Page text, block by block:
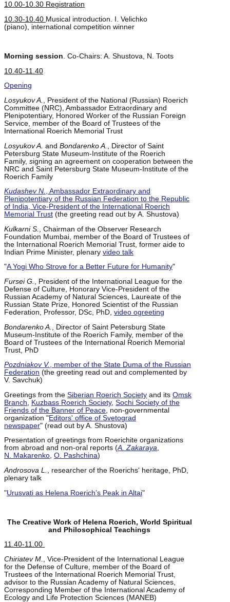
10.00-10.30 Registration
10.30-10.40 Musical introduction. I. Velichko
(piano), international competition winner
Morning session. Co-Chairs: A. Shustova, N. Toots
10.40-11.40
Opening
Losyukov A. , President of the National (Russian) Roerich
Committee (NRC), Ambassador Extraordinary and
Plenipotentiary, Honored Worker of the Russian Foreign
Service, member of the Board of Trustees of the
International Roerich Memorial Trust
Losyukov A. and Bondarenko A.
, Director of Saint
Petersburg State Museum-Institute of the Roerich
Family, signing an agreement on cooperation between the
NRC and Saint Petersburg State Museum-Institute of the
Roerich Family
Kudashev N. , Ambassador Extraordinary and
Plenipotentiary of the Russian Federation to the Republic
of India, Vice-President of the International Roerich
Memorial Trust (the greeting read out by A. Shustova)
Kulkarni S.
, Chairman of the Observer Research
Foundation Mumbai, member of the Board of Trustees of
the International Roerich Memorial Trust, former aide to
Indian Prime Minister, plenary video talk
"A Yogi Who Strove for a Better Future for Humanity"
Fursei G. , President of the International League for the
Defense of Culture, Honorary Vice-President of the
Russian Academy of Natural Sciences, Laureate of the
Russian State Prize, Honored Scientist of the Russian
Federation, Professor, DSc, PhD, video ogreeting
Bondarenko A.
, Director of Saint Petersburg State
Museum-Institute of the Roerich Family, member of the
Board of Trustees of the International Roerich Memorial
Trust, PhD
Pozdniakov V., member of the State Duma of the Russian
Federation (the greeting read out and complemented by
V. Savchuk)
Greetings from the Siberian Roerich Society and its Omsk
Branch
Kuzbass Roerich Society, Sochi Society of the
Friends of the Banner of Peace , non-governmental
organization "Editors' office of Svetograd
newspaper" (read out by A. Shustova)
Presentation of greetings from Roerichite organizations
from abroad and non-oral reports (A. Zakaraya,
N. Makarenko, O. Pashchina)
Androsova L.
, researcher of the Roerichs' heritage, PhD,
plenary talk
"Urusvati as Helena Roerich’s Peak in Altai"
The Creative Work of Helena Roerich, World Spiritual
and Philosophical Teachings
11.40-11.00
Chiriatev M.
, Vice-President of the International League
for the Defense of Culture, member of the Board of
Trustees of the International Roerich Memorial Trust,
advisor to the Russian Academy of Natural Sciences,
Corresponding Member of the International Academy of
Ecology and Life Protection Sciences (MANEB)